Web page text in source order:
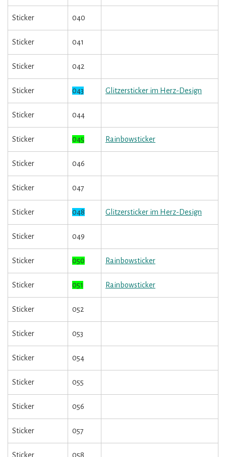
Sticker 040
Sticker 041
Sticker 042
Sticker 043 Glitzersticker im Herz-Design
Sticker 044
Sticker 045 Rainbowsticker
Sticker 046
Sticker 047
Sticker 048 Glitzersticker im Herz-Design
Sticker 049
Sticker 050 Rainbowsticker
Sticker 051 Rainbowsticker
Sticker 052
Sticker 053
Sticker 054
Sticker 055
Sticker 056
Sticker 057
Sticker 058